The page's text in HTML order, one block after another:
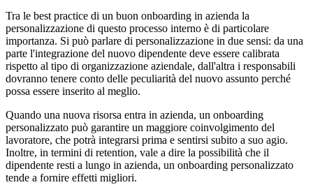
Tra le best practice di un buon onboarding in azienda la
personalizzazione di questo processo interno è di particolare
importanza. Si può parlare di personalizzazione in due sensi: da una
parte l'integrazione del nuovo dipendente deve essere calibrata
rispetto al tipo di organizzazione aziendale, dall'altra i responsabili
dovranno tenere conto delle peculiarità del nuovo assunto perché
possa essere inserito al meglio.
Quando una nuova risorsa entra in azienda, un onboarding
personalizzato può garantire un maggiore coinvolgimento del
lavoratore, che potrà integrarsi prima e sentirsi subito a suo agio.
Inoltre, in termini di retention, vale a dire la possibilità che il
dipendente resti a lungo in azienda, un onboarding personalizzato
tende a fornire effetti migliori.